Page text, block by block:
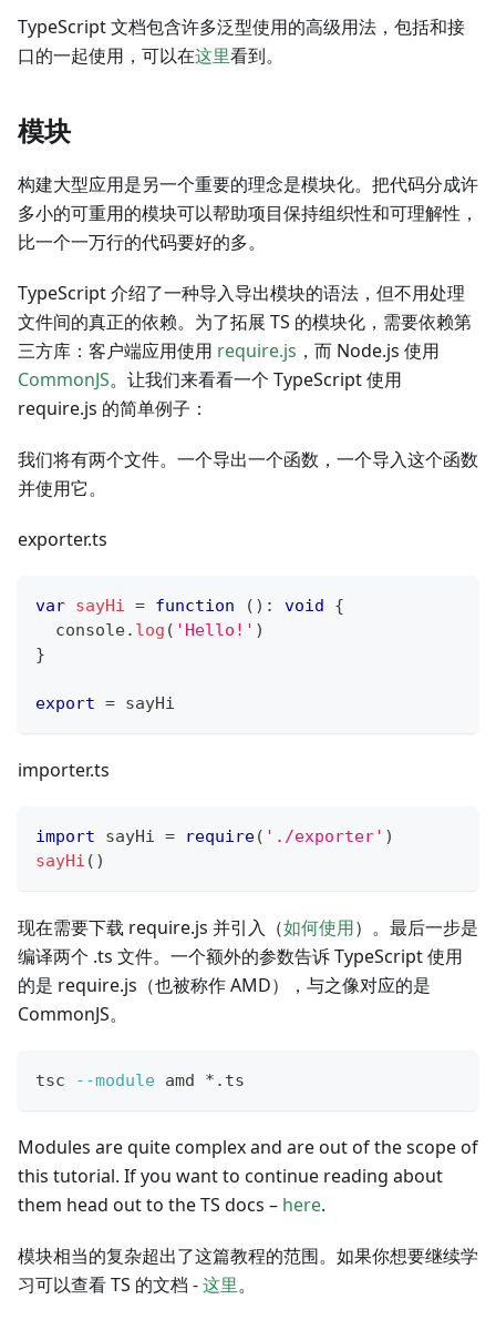
TypeScript 文档包含许多泛型使用的高级用法，包括和接
口的一起使用，可以在这里看到。
模块
构建大型应用是另一个重要的理念是模块化。把代码分成许
多小的可重用的模块可以帮助项目保持组织性和可理解性，
比一个一万行的代码要好的多。
TypeScript 介绍了一种导入导出模块的语法，但不用处理
文件间的真正的依赖。为了拓展 TS 的模块化，需要依赖第
三方库：客户端应用使用 require.js ，而 Node.js 使用
CommonJS。让我们来看看一个 TypeScript 使用
require.js 的简单例子：
我们将有两个文件。一个导出一个函数，一个导入这个函数
并使用它。
exporter.ts
var sayHi = function ( ) : void
{
console. log ( 'Hello!' )
}
export = sayHi
importer.ts
import sayHi = require( './exporter' )
sayHi ( )
现在需要下载 require.js 并引入（如何使用）。最后一步是
编译两个 .ts 文件。一个额外的参数告诉 TypeScript 使用
的是 require.js（也被称作 AMD），与之像对应的是
CommonJS。
tsc --module amd *.ts
Modules are quite complex and are out of the scope of
this tutorial. If you want to continue reading about
them head out to the TS docs – here.
模块相当的复杂超出了这篇教程的范围。如果你想要继续学
习可以查看 TS 的文档 -这里。